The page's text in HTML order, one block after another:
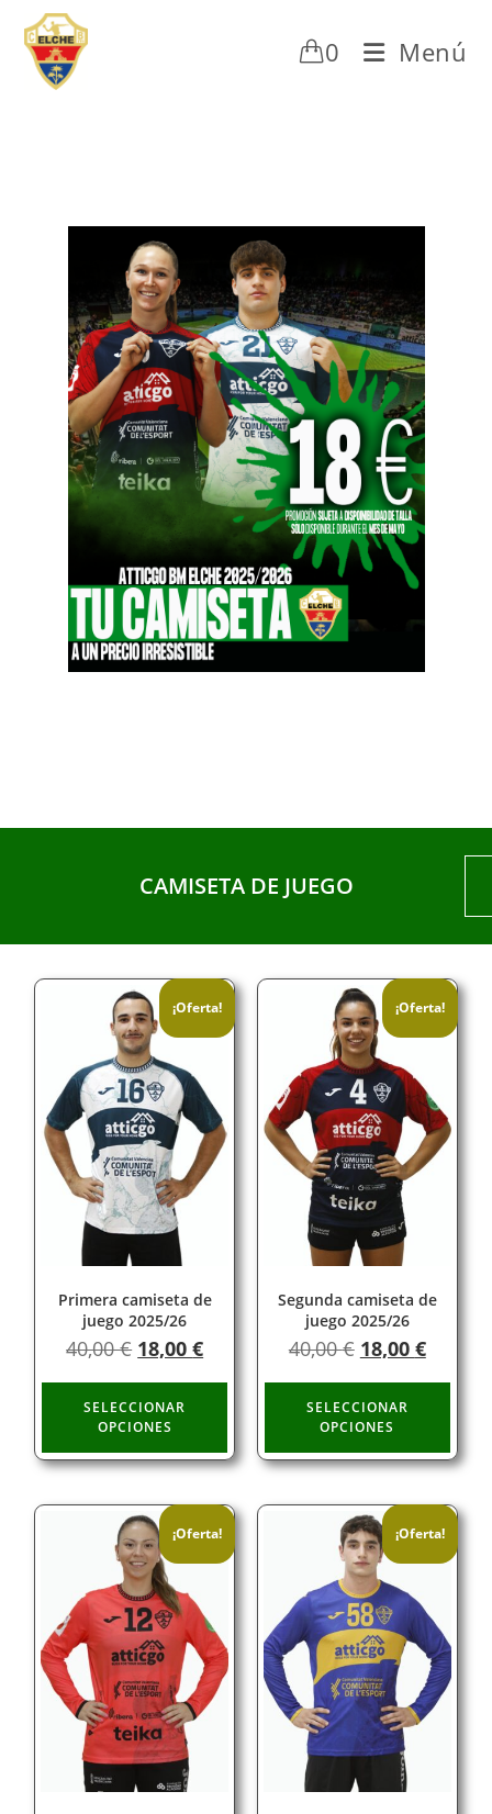
0 Menú
CAMISETA DE JUEGO
¡Oferta!
Primera camiseta de
juego 2025/26
40,00€ 18,00€
SELECCIONAR
OPCIONES
¡Oferta!
Segunda camiseta de
juego 2025/26
40,00€ 18,00 €
SELECCIONAR
OPCIONES
¡Oferta! ¡Oferta!